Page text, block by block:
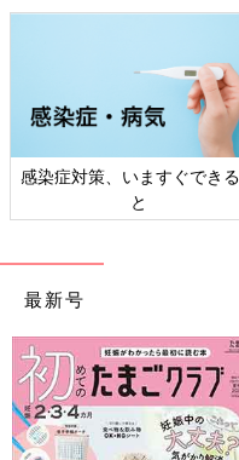
「もしものときの」赤ちゃん・
家族の防災
最新号